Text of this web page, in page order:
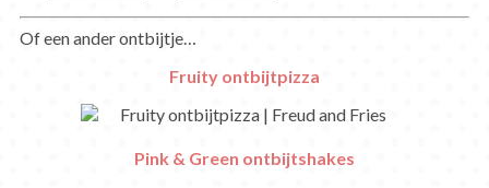
Of een ander ontbijtje…
Fruity ontbijtpizza
Pink & Green ontbijtshakes